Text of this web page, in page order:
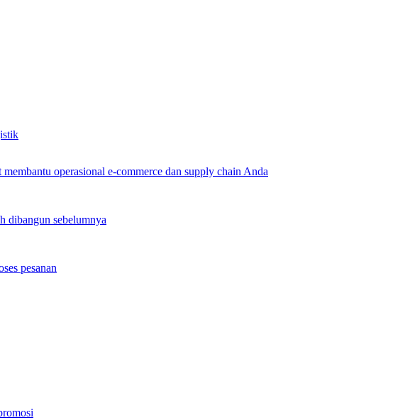
operasional e-commerce dan supply chain Anda
dibangun sebelumnya
pesanan